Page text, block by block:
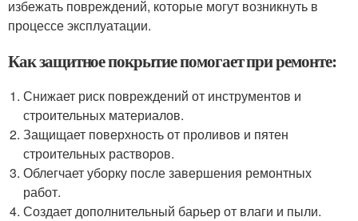
избежать повреждений, которые могут возникнуть в
процессе эксплуатации.
Как защитное покрытие помогает при ремонте:
Снижает риск повреждений от инструментов и
строительных материалов.
Защищает поверхность от проливов и пятен
строительных растворов.
Облегчает уборку после завершения ремонтных
работ.
Создает дополнительный барьер от влаги и пыли.